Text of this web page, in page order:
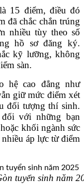
15 điểm, điều đó
đã chắc chắn trúng
nhiều tùy theo số
hồ sơ đăng ký.
kỹ lưỡng, không
sàn.
hệ cao đẳng như
giữ mức điểm xét
đối tượng thí sinh.
với những bạn
khối ngành sức
áp lực từ điểm
tuyển sinh năm